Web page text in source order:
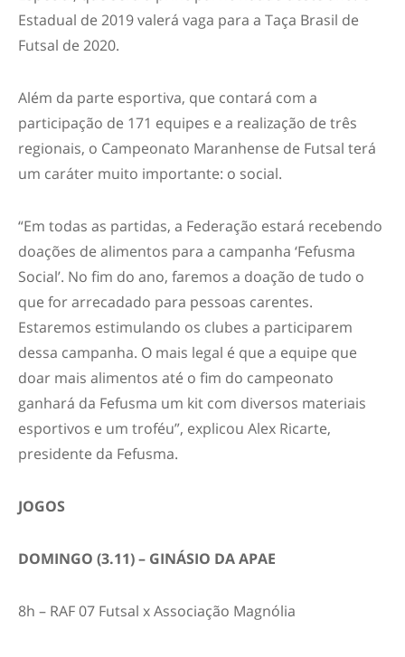
Estadual de 2019 valerá vaga para a Taça Brasil de
Futsal de 2020.
Além da parte esportiva, que contará com a
participação de 171 equipes e a realização de três
regionais, o Campeonato Maranhense de Futsal terá
um caráter muito importante: o social.
“Em todas as partidas, a Federação estará recebendo
doações de alimentos para a campanha ‘Fefusma
Social’. No fim do ano, faremos a doação de tudo o
que for arrecadado para pessoas carentes.
Estaremos estimulando os clubes a participarem
dessa campanha. O mais legal é que a equipe que
doar mais alimentos até o fim do campeonato
ganhará da Fefusma um kit com diversos materiais
esportivos e um troféu”, explicou Alex Ricarte,
presidente da Fefusma.
JOGOS
DOMINGO (3.11) – GINÁSIO DA APAE
8h – RAF 07 Futsal x Associação Magnólia